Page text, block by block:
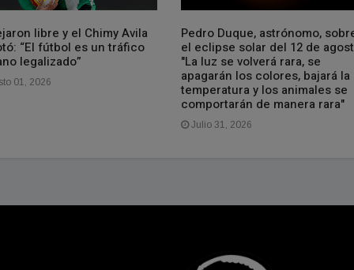
libre y el Chimy Avila
“El fútbol es un tráfico
legalizado”
01, 2026
Pedro Duque, astrónomo,
el eclipse solar del 12 de
"La luz se volverá rara, se
apagarán los colores, bajará la
temperatura y los animales se
comportarán de manera rara"
Julio 31, 2026